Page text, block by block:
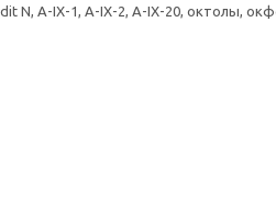
N, А-IX-1, А-IX-2, А-IX-20, октолы,